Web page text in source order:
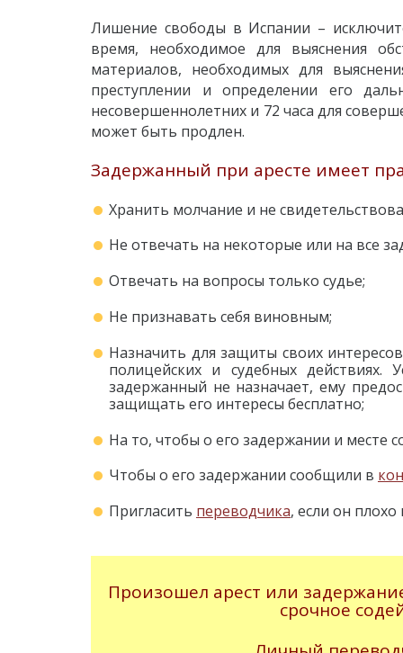
Лишение свободы в Испании –
время, необходимое для выяснения
материалов, необходимых для
преступлении и определении его
несовершеннолетних и 72 часа для
может быть продлен.
Задержанный при аресте имеет
Хранить молчание и не
Не отвечать на некоторые или на все
Отвечать на вопросы только судье;
Не признавать себя виновным;
Назначить для защиты своих
полицейских и судебных действиях.
задержанный не назначает, ему
защищать его интересы бесплатно;
На то, чтобы о его задержании и месте
Чтобы о его задержании сообщили в
Пригласить переводчика, если он
Произошел арест или
срочное